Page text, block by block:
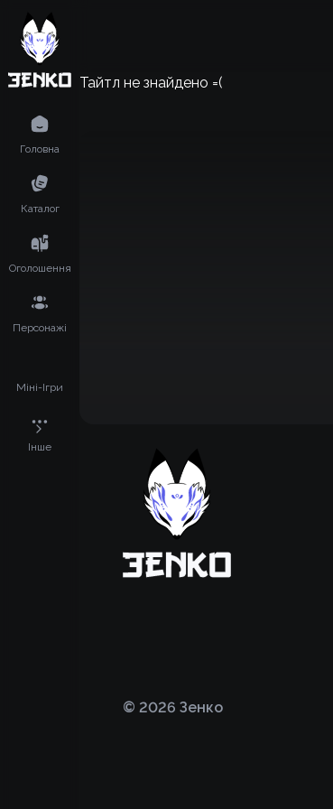
Головна
Каталог
Оголошення
Персонажі
Міні-Ігри
Інше
Тайтл не знайдено =(
крутих нововведень
Підтримати проєкт
© 2026 Зенко